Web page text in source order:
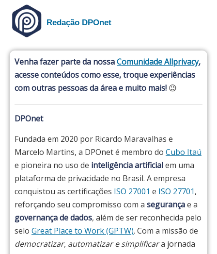
Redação DPOnet
Venha fazer parte da nossaComunidade Allprivacy,
acesse conteúdos como esse, troque experiências
com outras pessoas da área e muito mais! 😉
DPOnet
Fundada em 2020 por Ricardo Maravalhas e
Marcelo Martins, a DPOnet é membro do Cubo Itaú
e pioneira no uso de inteligência artificialem uma
plataforma de privacidade no Brasil. A empresa
conquistou as certificações ISO 27001 e ISO 27701,
reforçando seu compromisso com a segurançae a
governança de dados, além de ser reconhecida pelo
selo Great Place to Work (GPTW). Com a missão de
democratizar, automatizar e simplificara jornada